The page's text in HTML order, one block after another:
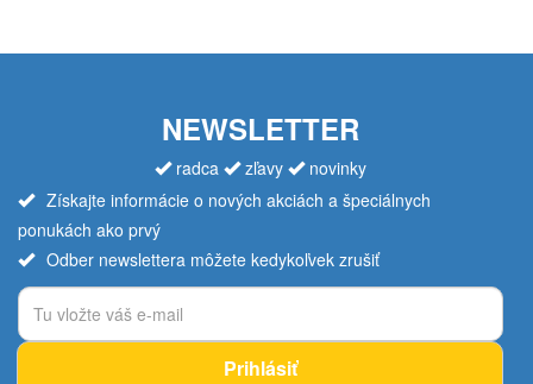
NEWSLETTER
radca zľavy
novinky
Získajte informácie o nových akciách a špeciálnych
ponukách ako prvý
Odber newslettera môžete kedykoľvek zrušiť
Prihlásiť